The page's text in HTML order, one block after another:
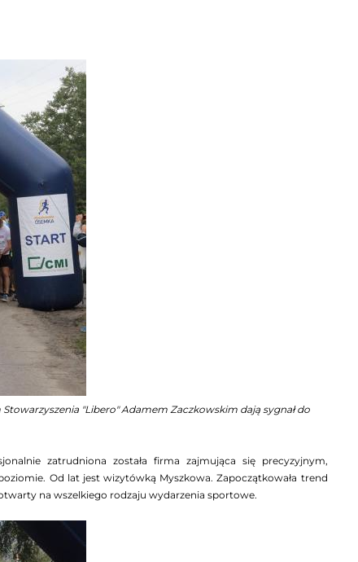
"Libero" Adamem Zaczkowskim dają sygnał do
zatrudniona została firma zajmująca się precyzyjnym,
Od lat jest wizytówką Myszkowa. Zapoczątkowała trend
na wszelkiego rodzaju wydarzenia sportowe.